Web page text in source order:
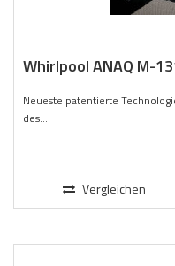
Whirlpool ANAQ M-
Neueste patentierte
des...
Vergleichen